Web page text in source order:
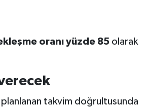
oranı yüzde 85olarak
planlanan takvim doğrultusunda